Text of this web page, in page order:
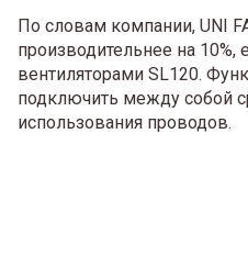
По словам компании, UNI
производительнее на 10%,
вентиляторами SL120.
подключить между собой
использования проводов.